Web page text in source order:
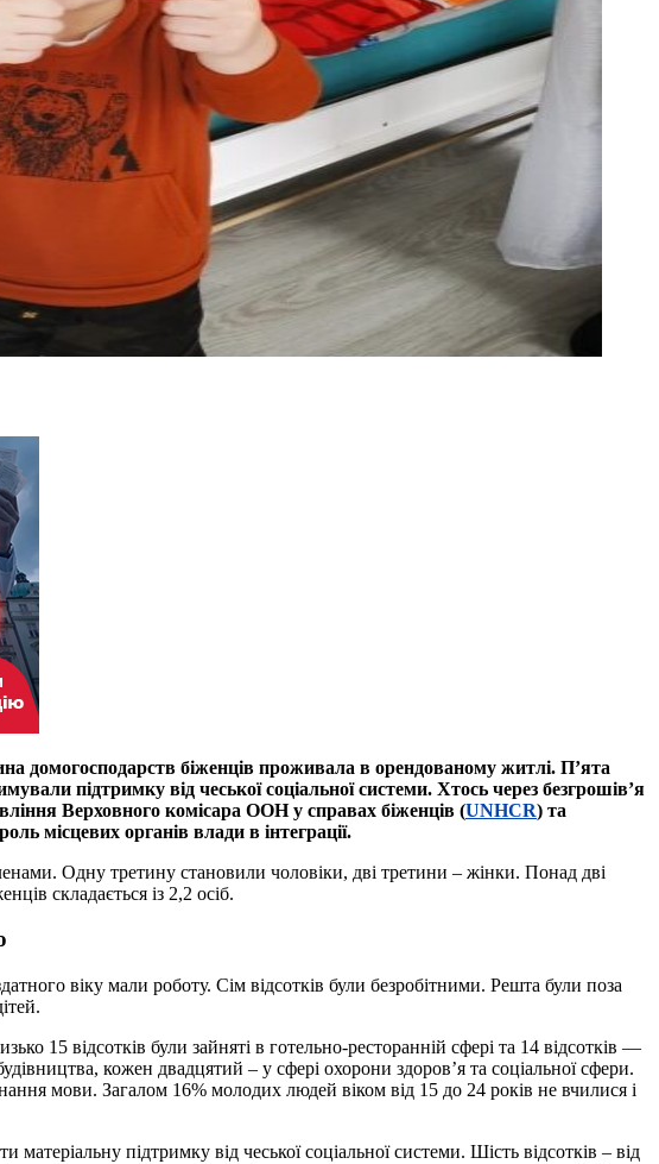
домогосподарств біженців проживала в орендованому житлі. П’ята
підтримку від чеської соціальної системи. Хтось через безгрошів’я
Верховного комісара ООН у справах біженців (UNHCR) та
місцевих органів влади в інтеграції.
Одну третину становили чоловіки, дві третини – жінки. Понад дві
складається із 2,2 осіб.
віку мали роботу. Сім відсотків були безробітними. Решта були поза
15 відсотків були зайняті в готельно-ресторанній сфері та 14 відсотків —
кожен двадцятий – у сфері охорони здоров’я та соціальної сфери.
мови. Загалом 16% молодих людей віком від 15 до 24 років не вчилися і
підтримку від чеської соціальної системи. Шість відсотків – від